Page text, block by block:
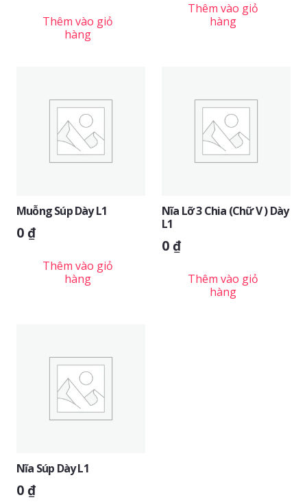
Thêm vào giỏ
hàng
Thêm vào giỏ
hàng
Muỗng Súp Dày L1
0₫
Thêm vào giỏ
hàng
Nĩa Lỡ 3 Chia (chữ V ) Dày
L1
0₫
Thêm vào giỏ
hàng
Nĩa Súp Dày L1
0₫